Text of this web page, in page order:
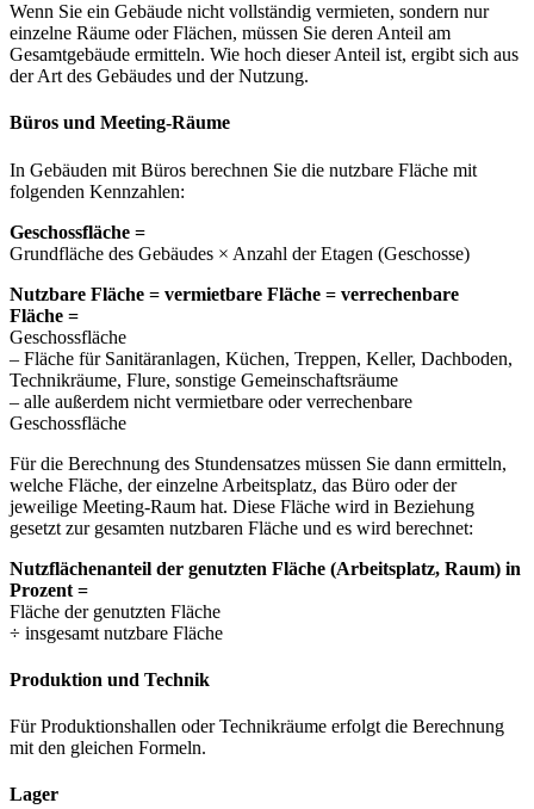
Wenn Sie ein Gebäude nicht vollständig vermieten, sondern nur
einzelne Räume oder Flächen, müssen Sie deren Anteil am
Gesamtgebäude ermitteln. Wie hoch dieser Anteil ist, ergibt sich aus
der Art des Gebäudes und der Nutzung.
Büros und Meeting-Räume
In Gebäuden mit Büros berechnen Sie die nutzbare Fläche mit
folgenden Kennzahlen:
Geschossfläche =
Grundfläche des Gebäudes × Anzahl der Etagen (Geschosse)
Nutzbare Fläche = vermietbare Fläche = verrechenbare
Fläche =
Geschossfläche
– Fläche für Sanitäranlagen, Küchen, Treppen, Keller, Dachboden,
Technikräume, Flure, sonstige Gemeinschaftsräume
– alle außerdem nicht vermietbare oder verrechenbare
Geschossfläche
Für die Berechnung des Stundensatzes müssen Sie dann ermitteln,
welche Fläche, der einzelne Arbeitsplatz, das Büro oder der
jeweilige Meeting-Raum hat. Diese Fläche wird in Beziehung
gesetzt zur gesamten nutzbaren Fläche und es wird berechnet:
Nutzflächenanteil der genutzten Fläche (Arbeitsplatz, Raum) in
Prozent =
Fläche der genutzten Fläche
÷ insgesamt nutzbare Fläche
Produktion und Technik
Für Produktionshallen oder Technikräume erfolgt die Berechnung
mit den gleichen Formeln.
Lager